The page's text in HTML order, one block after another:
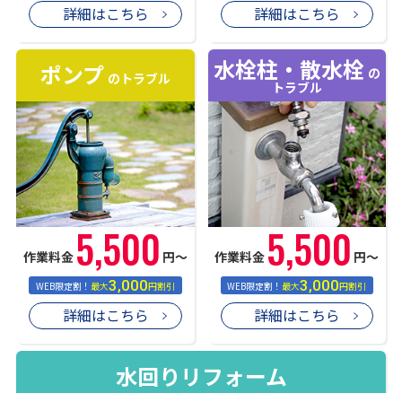
詳細はこちら 詳細はこちら
ポンプ のトラブル
作業料金 5,500 円〜
WEB限定割！最大3,000円割引
詳細はこちら
水栓柱・散水栓 の
トラブル
作業料金 5,500 円〜
WEB限定割！最大3,000円割引
詳細はこちら
水回りリフォーム